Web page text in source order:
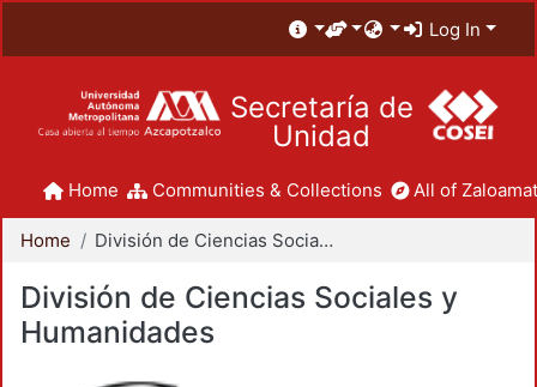
Log In
Secretaría de
Unidad
Home Communities & Collections All of
Home División de Ciencias Sociales y Humanidades
División de Ciencias Sociales y
Humanidades